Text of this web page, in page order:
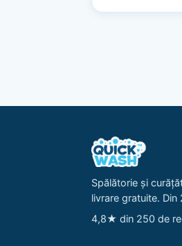
Spălătorie și
livrare gratuite. Din
4,8★ din 250 de